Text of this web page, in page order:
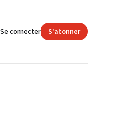
Se connecter S'abonner